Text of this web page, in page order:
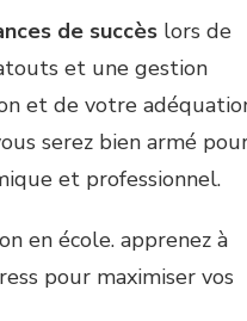
de succès lors de
et une gestion
et de votre
serez bien armé
et professionnel.